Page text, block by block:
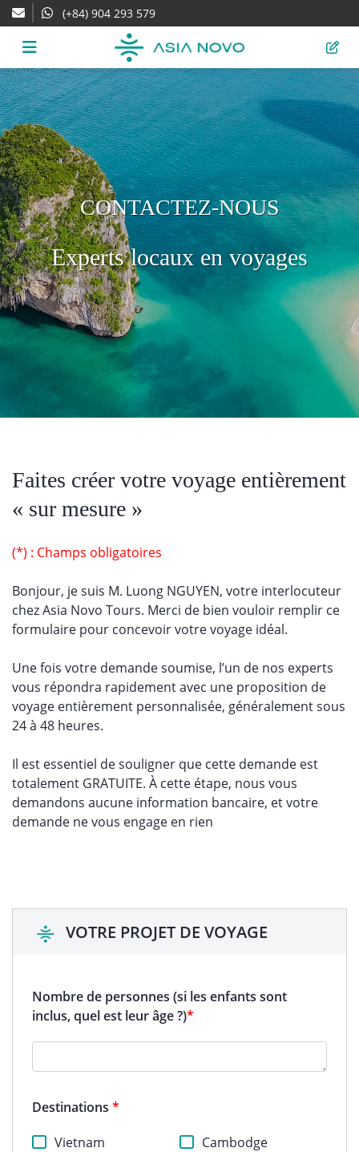
(+84) 904 293 579
CONTACTEZ-NOUS
Experts locaux en voyages
Faites créer votre voyage entièrement
« sur mesure »
(*) : Champs obligatoires
Bonjour, je suis M. Luong NGUYEN, votre interlocuteur
chez Asia Novo Tours. Merci de bien vouloir remplir ce
formulaire pour concevoir votre voyage idéal.
Une fois votre demande soumise, l’un de nos experts
vous répondra rapidement avec une proposition de
voyage entièrement personnalisée, généralement sous
24 à 48 heures.
Il est essentiel de souligner que cette demande est
totalement GRATUITE. À cette étape, nous vous
demandons aucune information bancaire, etvotre
demande ne vous engage en rien
VOTRE PROJET DE VOYAGE
Nombre de personnes (si les enfants sont
inclus, quel est leur âge ?)*
Destinations *
Vietnam
Cambodge